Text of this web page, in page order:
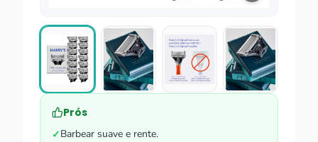
Prós
✓Barbear suave e rente.